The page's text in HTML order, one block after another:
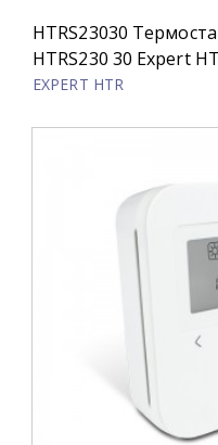
HTRS23030
HTRS230 30 Expert
EXPERT HTR